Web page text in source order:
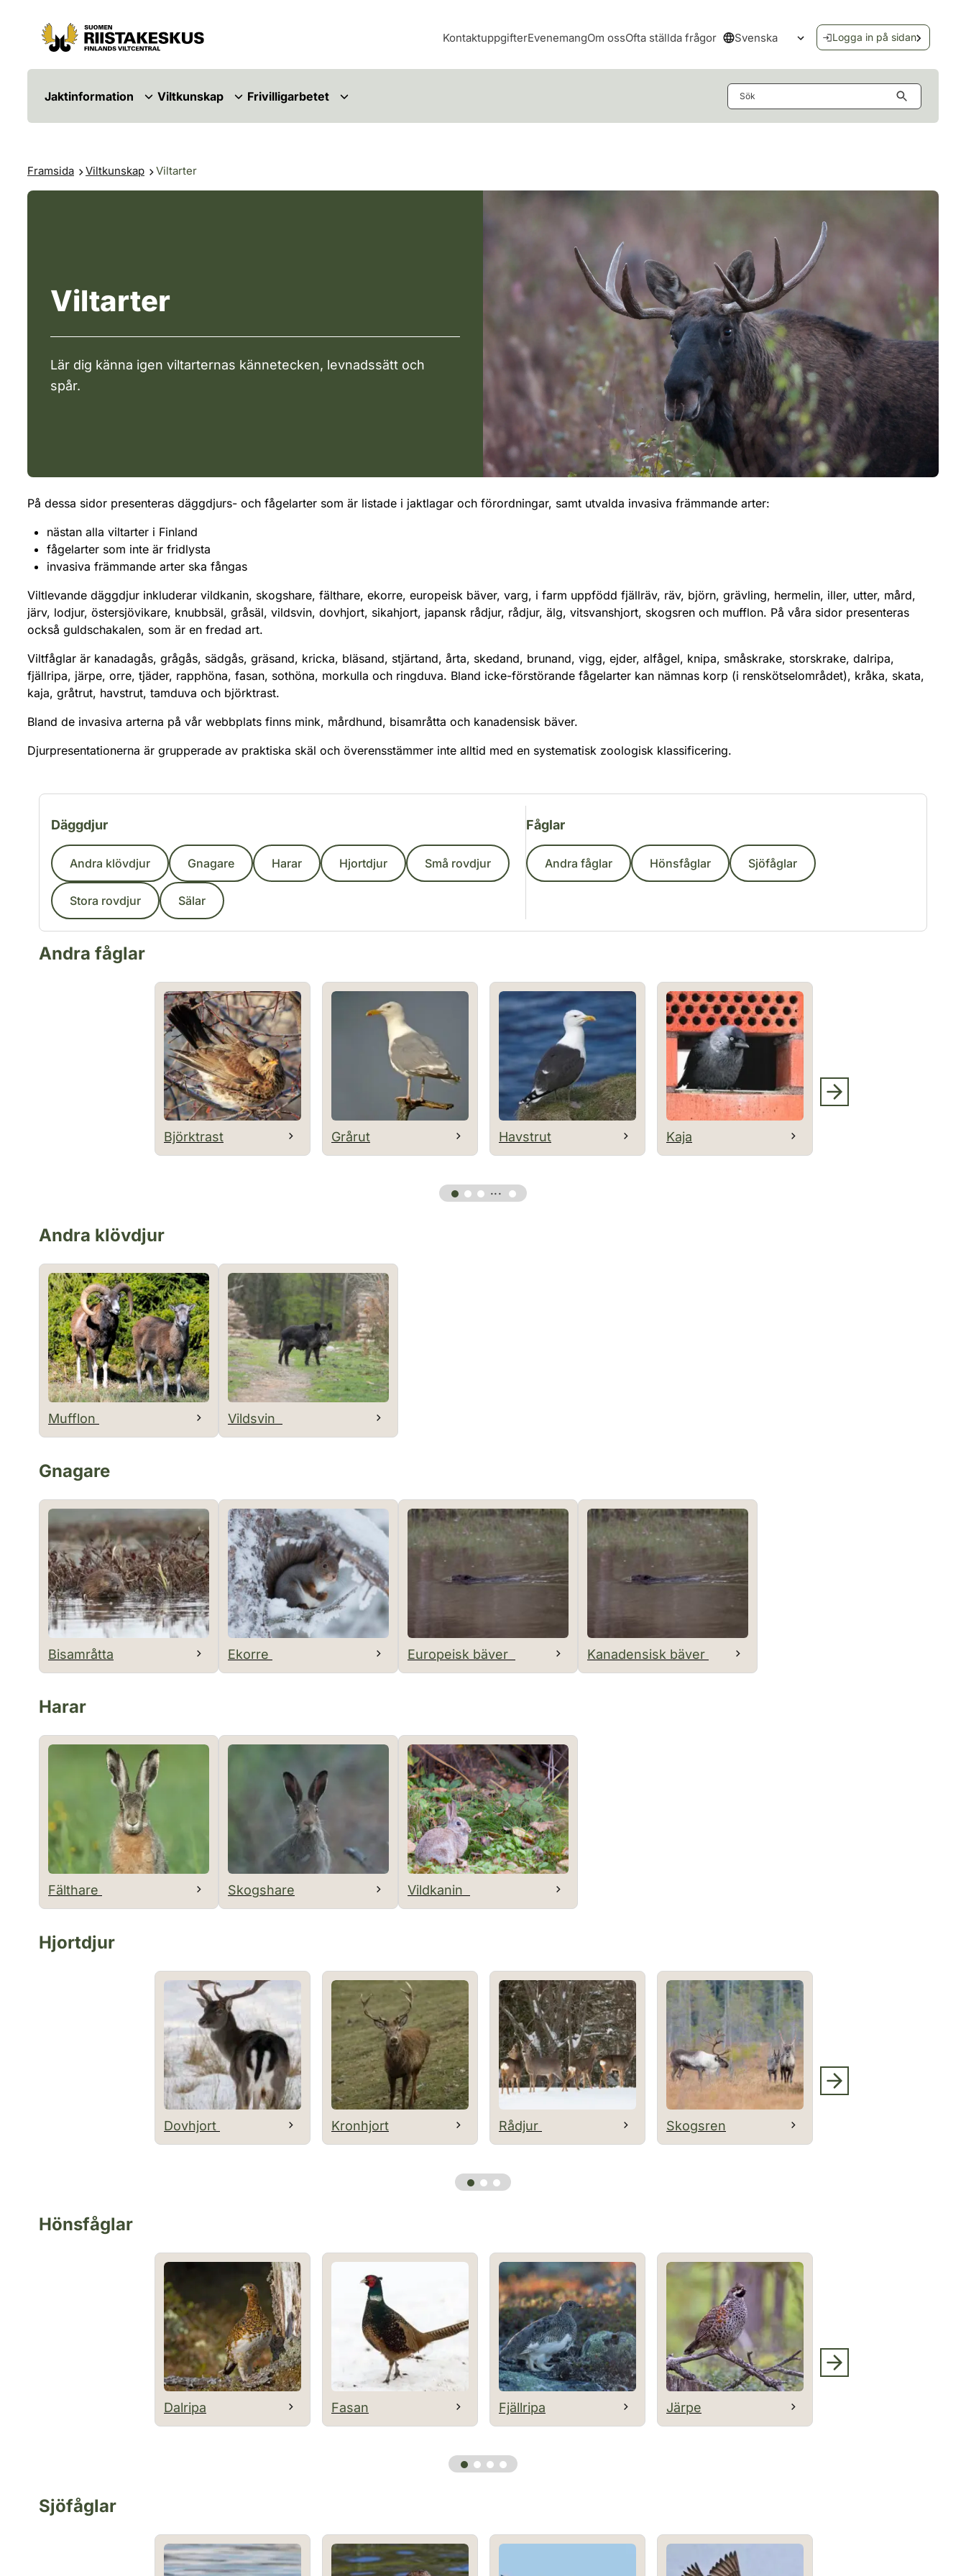
Hoppa till innehåll
Gå till webbplatskartan
KontaktuppgifterEvenemangOm ossOfta ställda frågor Svenska
Öppna språkmenyn
Logga in på sidan
Jaktinformation Viltkunskap Frivilligarbetet
Framsida Viltkunskap Viltarter
Viltarter
Lär dig känna igen viltarternas kännetecken, levnadssätt och
spår.
Hirviuros metsässä
På dessa sidor presenteras däggdjurs- och fågelarter som är listade i jaktlagar och förordningar, samt utvalda invasiva främmande arter:
nästan alla viltarter i Finland
fågelarter som inte är fridlysta
invasiva främmande arter ska fångas
Viltlevande däggdjur inkluderar vildkanin, skogshare, fälthare, ekorre, europeisk bäver, varg, i farm uppfödd fjällräv, räv, björn, grävling, hermelin, iller, utter, mård,
järv, lodjur, östersjövikare, knubbsäl, gråsäl, vildsvin, dovhjort, sikahjort, japansk rådjur, rådjur, älg, vitsvanshjort, skogsren och mufflon. På våra sidor presenteras
också guldschakalen, som är en fredad art.
Viltfåglar är kanadagås, grågås, sädgås, gräsand, kricka, bläsand, stjärtand, årta, skedand, brunand, vigg, ejder, alfågel, knipa, småskrake, storskrake, dalripa,
fjällripa, järpe, orre, tjäder, rapphöna, fasan, sothöna, morkulla och ringduva. Bland icke-förstörande fågelarter kan nämnas korp (i renskötselområdet), kråka, skata,
kaja, gråtrut, havstrut, tamduva och björktrast.
Bland de invasiva arterna på vår webbplats finns mink, mårdhund, bisamråtta och kanadensisk bäver.
Djurpresentationerna är grupperade av praktiska skäl och överensstämmer inte alltid med en systematisk zoologisk klassificering.
Däggdjur
Andra klövdjur Gnagare Harar Hjortdjur Små rovdjur
Stora rovdjur Sälar
Fåglar
Andra fåglar Hönsfåglar Sjöfåglar
Andra fåglar
Björktrast Grårut Havstrut Kaja
···
Andra klövdjur
Mufflon Vildsvin
Gnagare
Bisamråtta Ekorre Europeisk bäver Kanadensisk bäver
Harar
Fälthare Skogshare Vildkanin
Hjortdjur
Dovhjort Kronhjort Rådjur Skogsren
Hönsfåglar
Dalripa Fasan Fjällripa Järpe
Sjöfåglar